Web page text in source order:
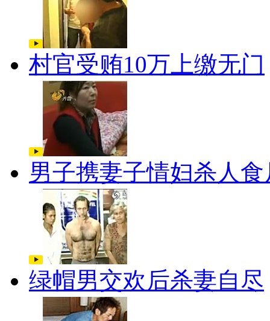
村官受贿10万上缴无门
男子携妻子情妇杀人食
绿帽男交欢后杀妻自尽